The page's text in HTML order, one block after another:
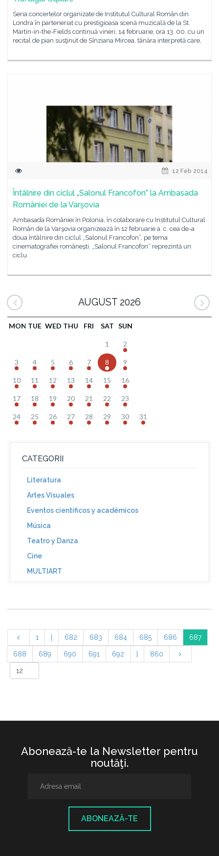
Seria concertelor organizate de Institutul Cultural Român din
Londra în parteneriat cu prestigioasa scenă muzicală de la St.
Martin-in-the-Fields continuă vineri, 14 februarie, ora 13. 00, cu un
recital de pian susţinut de Sînziana Mircea, tânăra interpretă care,
12 Feb 2014
Întâlnire din ciclul „Salonul Francofon” la Ambasada
României de la Varşovia
Ambasada României în Polonia, în colaborare cu Institutul Cultural
Român de la Varşovia organizează în 12 februarie a. c. cea de-a
doua întâlnire din ciclul „Salonul Francofon”, pe tema
cinematografiei româneşti. „Salonul Francofon” reprezintă un
ciclu
AUGUST 2026
MON TUE WED THU FRI SAT SUN
1 2
3 4 5 6 7 8 9
10 11 12 13 14 15 16
17 18 19 20 21 22 23
24 25 26 27 28 29 30 31
CATEGORII
Literatura
Artes Visuales
Eventos científicos y académicos
Música
Teatro y Danza
Cine
MULTIART
1 682 683 684 685 686 687
688 689 690 691 692 860
Abonează-te la Newsletter pentru
noutăţi.
ABONEAZĂ-TE